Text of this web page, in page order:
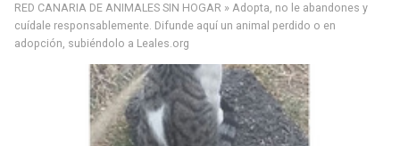
RED CANARIA DE ANIMALES SIN HOGAR » Adopta, no le abandones y
cuídale responsablemente. Difunde aquí un animal perdido o en
adopción, subiéndolo a Leales.org